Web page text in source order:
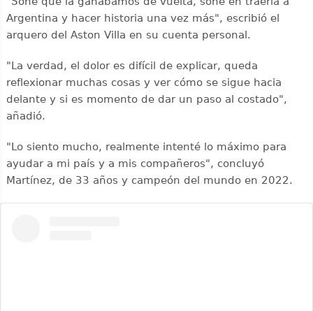
Argentina y hacer historia una vez más", escribió el
arquero del Aston Villa en su cuenta personal.
"La verdad, el dolor es difícil de explicar, queda
reflexionar muchas cosas y ver cómo se sigue hacia
delante y si es momento de dar un paso al costado",
añadió.
"Lo siento mucho, realmente intenté lo máximo para
ayudar a mi país y a mis compañeros", concluyó
Martínez, de 33 años y campeón del mundo en 2022.